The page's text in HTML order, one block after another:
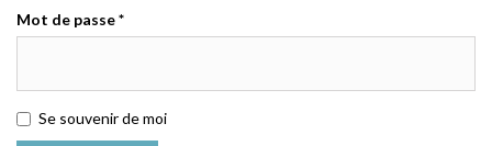
Mot de passe*
Se souvenir de moi